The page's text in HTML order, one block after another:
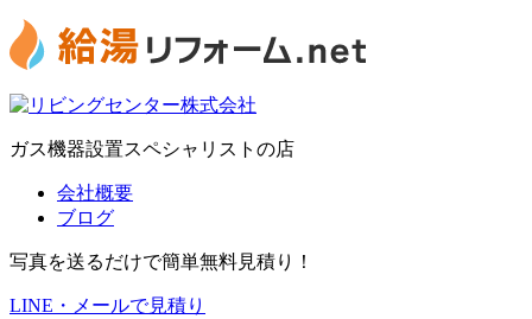
ガス機器設置スペシャリストの店
会社概要
ブログ
写真を送るだけで簡単無料見積り！
LINE・メールで見積り